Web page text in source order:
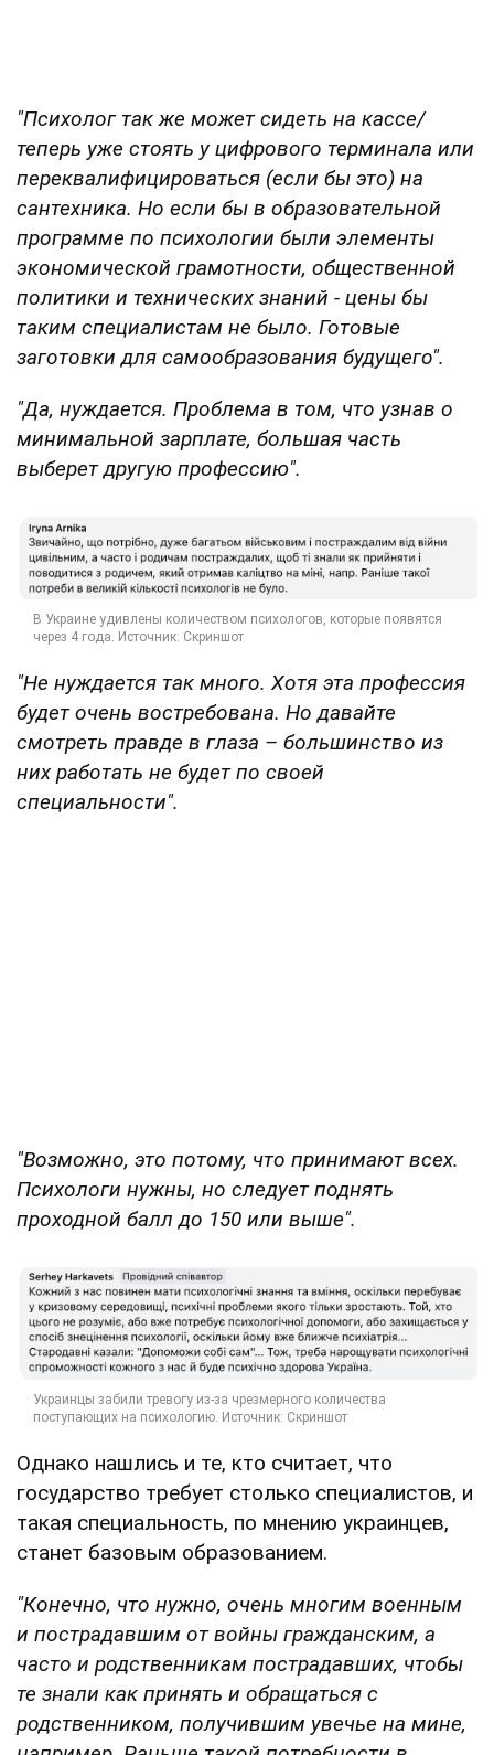
"Психолог так же может сидеть на кассе/
теперь уже стоять у цифрового терминала или
переквалифицироваться (если бы это) на
сантехника. Но если бы в образовательной
программе по психологии были элементы
экономической грамотности, общественной
политики и технических знаний - цены бы
таким специалистам не было. Готовые
заготовки для самообразования будущего".
"Да, нуждается. Проблема в том, что узнав о
минимальной зарплате, большая часть
выберет другую профессию".
"Не нуждается так много. Хотя эта профессия
будет очень востребована. Но давайте
смотреть правде в глаза – большинство из
них работать не будет по своей
специальности".
"Возможно, это потому, что принимают всех.
Психологи нужны, но следует поднять
проходной балл до 150 или выше".
Однако нашлись и те, кто считает, что
государство требует столько специалистов, и
такая специальность, по мнению украинцев,
станет базовым образованием.
"Конечно, что нужно, очень многим военным
и пострадавшим от войны гражданским, а
часто и родственникам пострадавших, чтобы
те знали как принять и обращаться с
родственником, получившим увечье на мине,